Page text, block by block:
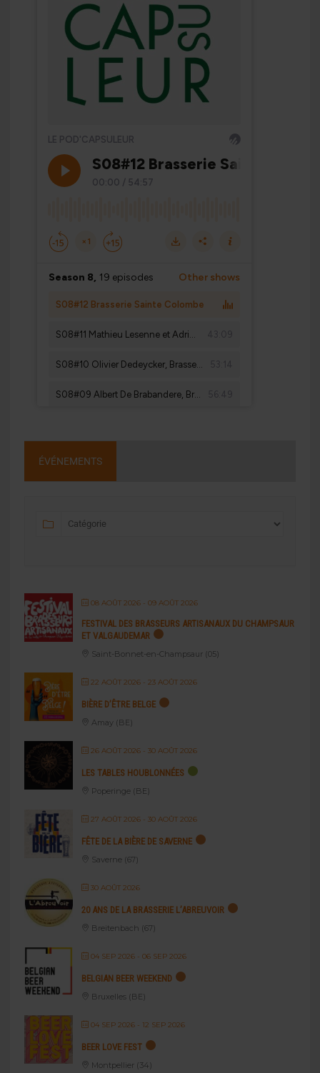
ÉVÉNEMENTS
08 AOÛT 2026- 09 AOÛT 2026
FESTIVAL DES BRASSEURS ARTISANAUX DU CHAMPSAUR
ET VALGAUDEMAR
Saint-Bonnet-en-Champsaur (05)
22 AOÛT 2026- 23 AOÛT 2026
BIÈRE D’ÊTRE BELGE
Amay (BE)
26 AOÛT 2026- 30 AOÛT 2026
LES TABLES HOUBLONNÉES
Poperinge (BE)
27 AOÛT 2026- 30 AOÛT 2026
FÊTE DE LA BIÈRE DE SAVERNE
Saverne (67)
30 AOÛT 2026
20 ANS DE LA BRASSERIE L’ABREUVOIR
Breitenbach (67)
04 SEP 2026- 06 SEP 2026
BELGIAN BEER WEEKEND
Bruxelles (BE)
04 SEP 2026- 12 SEP 2026
BEER LOVE FEST
Montpellier (34)